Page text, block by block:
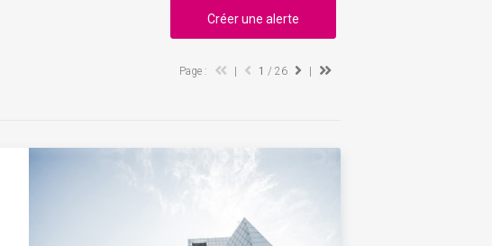
Créer une alerte
Page : 1 / 26